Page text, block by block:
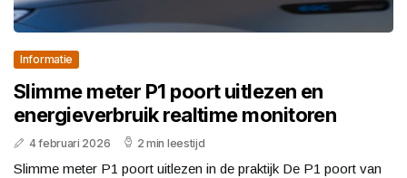
Informatie
Slimme meter P1 poort uitlezen en
energieverbruik realtime monitoren
4 februari 2026 2 min leestijd
Slimme meter P1 poort uitlezen in de praktijk De P1 poort van